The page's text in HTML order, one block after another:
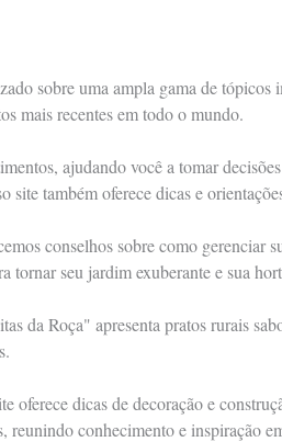
sobre uma ampla gama de
mais recentes em todo o mundo.
ajudando você a tomar
site também oferece dicas e
conselhos sobre como gerenciar
tornar seu jardim exuberante e sua
da Roça" apresenta pratos rurais
oferece dicas de decoração e
reunindo conhecimento e inspiração